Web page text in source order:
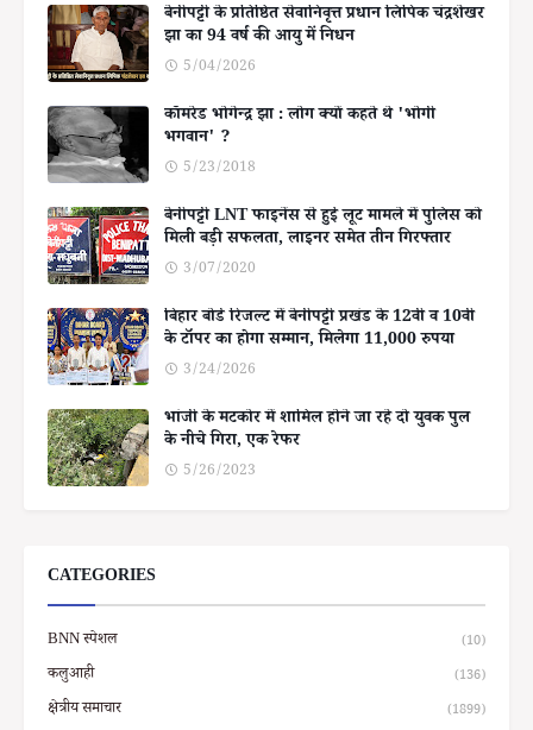
बेनीपट्टी के प्रतिष्ठित सेवानिवृत्त प्रधान लिपिक चंद्रशेखर
झा का 94 वर्ष की आयु में निधन
5/04/2026
कॉमरेड भोगेन्द्र झा : लोग क्यों कहते थे 'भोगी
भगवान' ?
5/23/2018
बेनीपट्टी LNT फाइनेंस से हुई लूट मामले में पुलिस को
मिली बड़ी सफलता, लाइनर समेत तीन गिरफ्तार
3/07/2020
बिहार बोर्ड रिजल्ट में बेनीपट्टी प्रखंड के 12वीं व 10वीं
के टॉपर का होगा सम्मान, मिलेगा 11,000 रुपया
3/24/2026
भांजी के मटकोर में शामिल होने जा रहे दो युवक पुल
के नीचे गिरा, एक रेफर
5/26/2023
CATEGORIES
BNN स्पेशल (10)
कलुआही (136)
क्षेत्रीय समाचार (1899)